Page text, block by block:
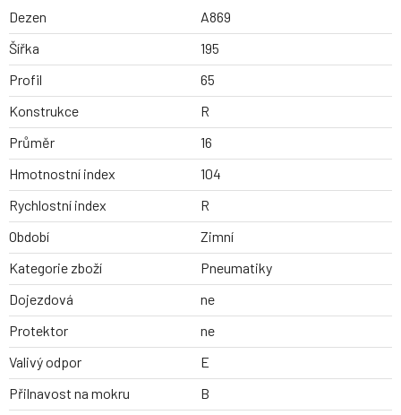
Dezen
A869
Šířka
195
Profil
65
Konstrukce
R
Průměr
16
Hmotnostní index
104
Rychlostní index
R
Období
Zimní
Kategorie zboží
Pneumatiky
Dojezdová
ne
Protektor
ne
Valivý odpor
E
Přilnavost na mokru
B